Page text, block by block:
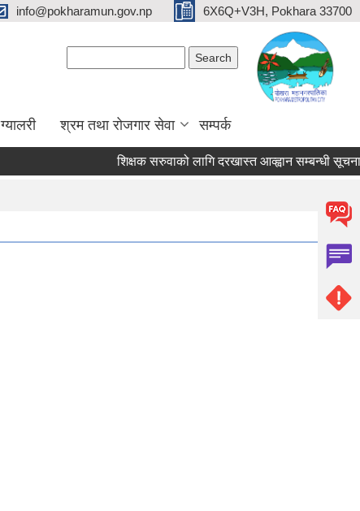
info@pokharamun.gov.np 6X6Q+V3H, Pokhara 33700
ग्यालरी श्रम तथा रोजगार सेवा सम्पर्क
शिक्षक सरुवाको लागि दरखास्त आव्ह्वान सम्बन्धी सूचना